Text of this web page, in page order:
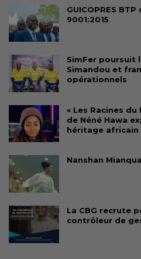
GUICOPRES
9001:2015
SimFer poursuit
Simandou et
opérationnels
« Les Racines
de Néné Hawa
héritage
Nanshan
La CBG recrute
contrôleur de